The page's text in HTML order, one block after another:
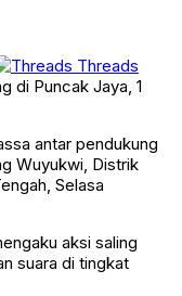
Threads
antar pendukung
Wuyukwi, Distrik
Selasa
aksi saling
suara di tingkat